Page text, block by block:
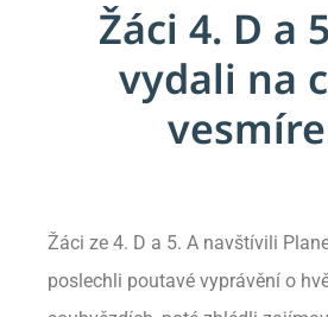
Žáci 4. D a
vydali na
Žáci ze 4. D a 5. A navštívili
poslechli poutavé vyprávění o